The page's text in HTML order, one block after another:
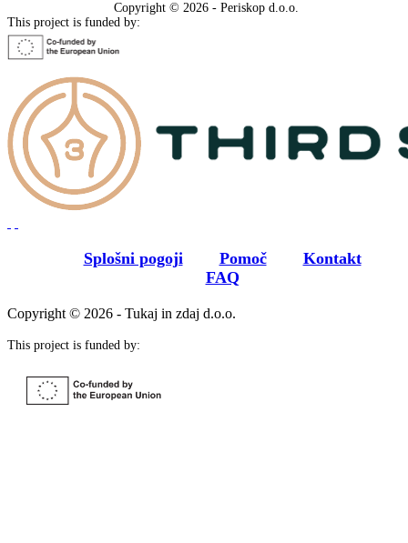
Copyright © 2026 - Periskop d.o.o.
This project is funded by:
Splošni pogoji Pomoč
Kontakt
FAQ
Copyright © 2026 - Tukaj in zdaj d.o.o.
This project is funded by: